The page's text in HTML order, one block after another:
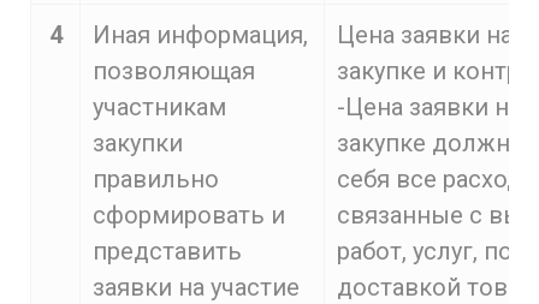
4
Иная информация,
позволяющая
участникам
закупки
правильно
сформировать и
представить
заявки на участие
Цена заявки на
закупке и
-Цена заявки на
закупке должна
себя все
связанные с
работ, услуг,
доставкой